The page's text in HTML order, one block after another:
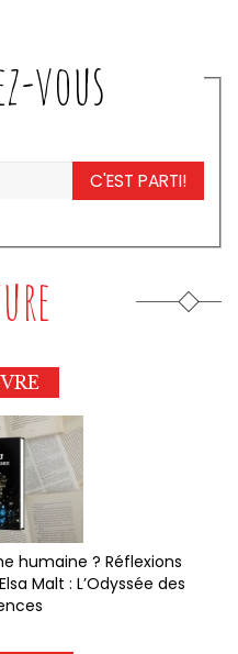
vous
C'EST PARTI!
humaine ? Réflexions
Malt : L’Odyssée des